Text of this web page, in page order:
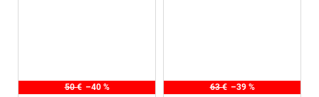
50 € –40 % 63 € –39 %